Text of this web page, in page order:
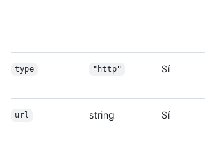
type "http" Sí
url string Sí